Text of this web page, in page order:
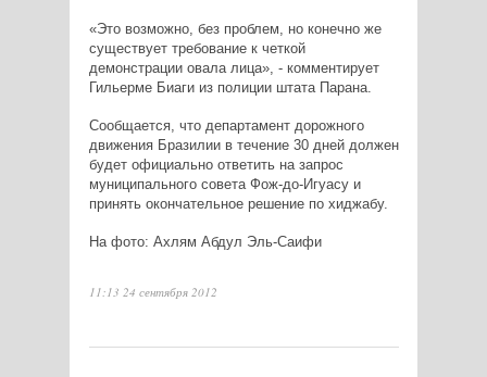
«Это возможно, без проблем, но конечно же
существует требование к четкой
демонстрации овала лица», - комментирует
Гильерме Биаги из полиции штата Парана.
Сообщается, что департамент дорожного
движения Бразилии в течение 30 дней должен
будет официально ответить на запрос
муниципального совета Фож-до-Игуасу и
принять окончательное решение по хиджабу.
На фото: Ахлям Абдул Эль-Саифи
11:13 24 сентября 2012